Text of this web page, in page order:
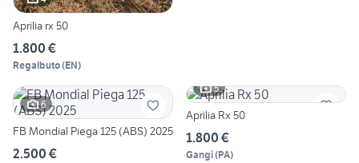
Aprilia rx 50
1.800 €
Regalbuto(EN)
6
FB Mondial Piega 125 (ABS) 2025
2.500 €
5
Aprilia Rx 50
1.800 €
Gangi(PA)